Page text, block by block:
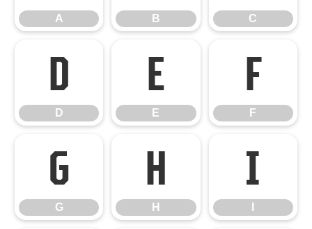
A B C
D
D
E
E
F
F
G
G
H
H
I